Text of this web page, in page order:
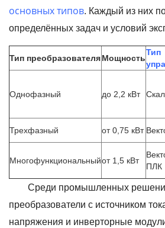
основных типов. Каждый из них
определённых задач и условий
Тип преобразователяМощность
Тип
Однофазный до 2,2 кВт
Трехфазный
от 0,75 кВт
Многофункциональныйот 1,5 кВт
ПЛК
Среди промышленных
преобразователи с источником
напряжения и инверторные